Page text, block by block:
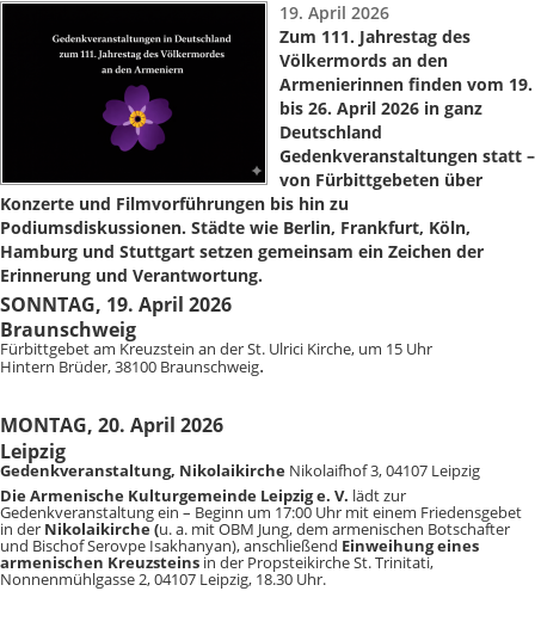
19. April 2026
Zum 111. Jahrestag des
Völkermords an den
Armenierinnen finden vom 19.
bis 26. April 2026 in ganz
Deutschland
Gedenkveranstaltungen statt –
von Fürbittgebeten über
Konzerte und Filmvorführungen bis hin zu
Podiumsdiskussionen. Städte wie Berlin, Frankfurt, Köln,
Hamburg und Stuttgart setzen gemeinsam ein Zeichen der
Erinnerung und Verantwortung.
SONNTAG, 19. April 2026
Braunschweig
Fürbittgebet am Kreuzstein an der St. Ulrici Kirche, um 15 Uhr
Hintern Brüder, 38100 Braunschweig.
MONTAG, 20. April 2026
Leipzig
Gedenkveranstaltung, Nikolaikirche Nikolaifhof 3, 04107 Leipzig
Die Armenische Kulturgemeinde Leipzig e. V. lädt zur
Gedenkveranstaltung ein – Beginn um 17:00 Uhr mit einem Friedensgebet
in der Nikolaikirche (u. a. mit OBM Jung, dem armenischen Botschafter
und Bischof Serovpe Isakhanyan), anschließend Einweihung eines
armenischen Kreuzsteins in der Propsteikirche St. Trinitati,
Nonnenmühlgasse 2, 04107 Leipzig, 18.30 Uhr.